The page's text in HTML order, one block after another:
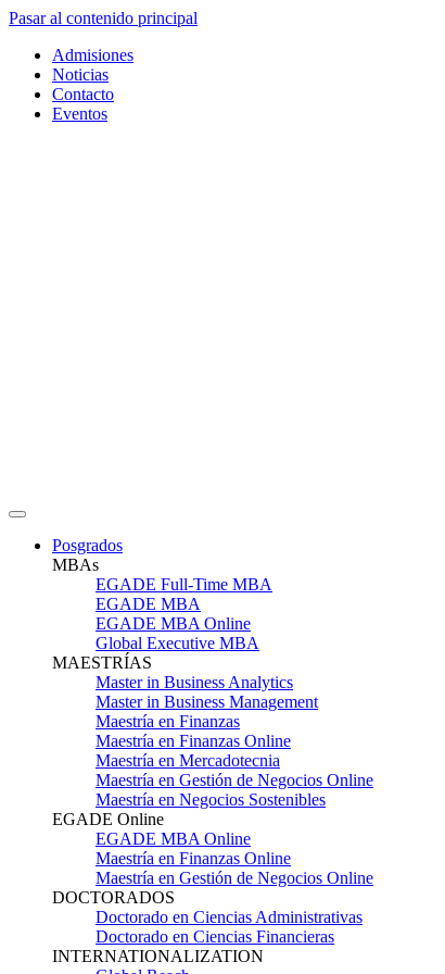
Pasar al contenido principal
Admisiones
Noticias
Contacto
Eventos
Posgrados
MBAs
EGADE Full-Time MBA
EGADE MBA
EGADE MBA Online
Global Executive MBA
MAESTRÍAS
Master in Business Analytics
Master in Business Management
Maestría en Finanzas
Maestría en Finanzas Online
Maestría en Mercadotecnia
Maestría en Gestión de Negocios Online
Maestría en Negocios Sostenibles
EGADE Online
EGADE MBA Online
Maestría en Finanzas Online
Maestría en Gestión de Negocios Online
DOCTORADOS
Doctorado en Ciencias Administrativas
Doctorado en Ciencias Financieras
INTERNATIONALIZATION